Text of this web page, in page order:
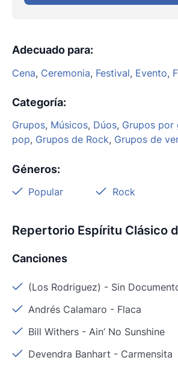
Adecuado para:
Cena, Ceremonia, Festival, Evento,
Categoría:
Grupos, Músicos, Dúos, Grupos por
pop, Grupos de Rock, Grupos de
Géneros:
Popular Rock
Repertorio Espíritu Clásico
Canciones
(Los Rodriguez) - Sin
Andrés Calamaro - Flaca
Bill Withers - Ain’ No Sunshine
Devendra Banhart - Carmensita